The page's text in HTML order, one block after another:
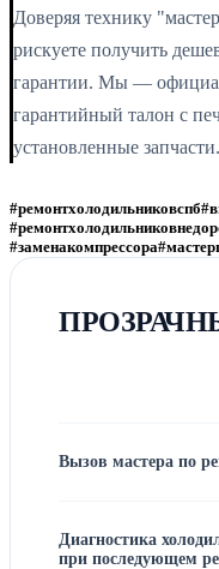
Доверяя технику
рискуете получить
гарантии. Мы —
гарантийный талон с
установленные запчасти.
#ремонтхолодильниковспб
#заменакомпрессора
Вызов мастера по
Диагностика
при последующем